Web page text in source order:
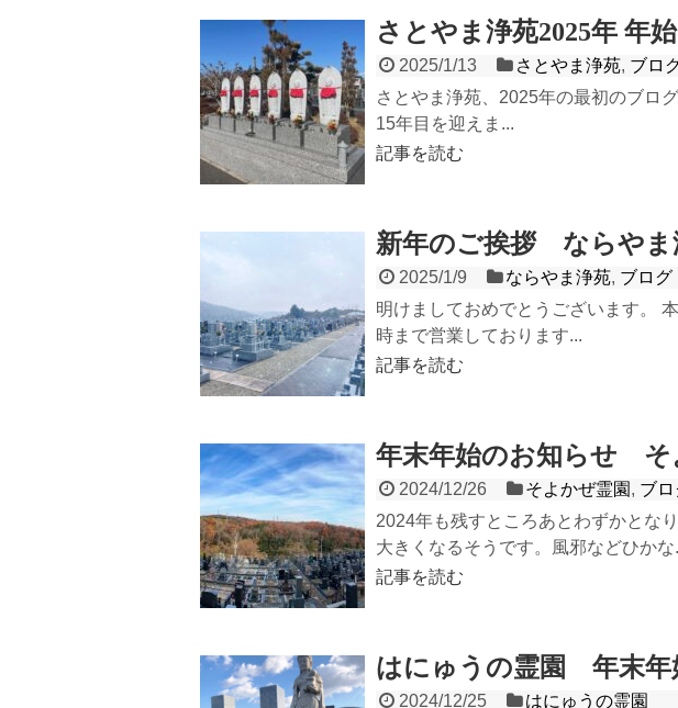
さとやま浄苑2025年 年
2025/1/13 さとやま浄苑, ブロ
さとやま浄苑、2025年の最初のブロ
15年目を迎えま...
記事を読む
新年のご挨拶 ならやま
2025/1/9 ならやま浄苑, ブログ
明けましておめでとうございます。
時まで営業しております...
記事を読む
年末年始のお知らせ
2024/12/26 そよかぜ霊園 , ブ
2024年も残すところあとわずかとな
大きくなるそうです。風邪などひかな
記事を読む
はにゅうの霊園 年末年
2024/12/25 はにゅうの霊園